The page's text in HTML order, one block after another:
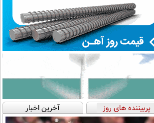
پربیننده های روز آخرین اخبار